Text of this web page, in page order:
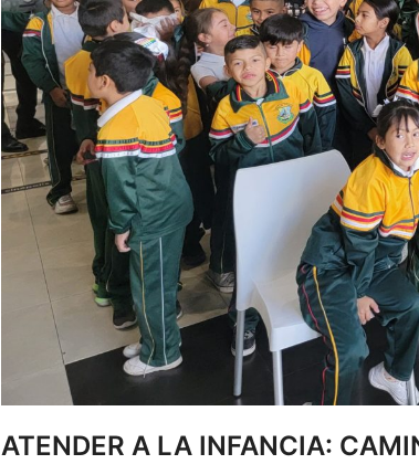
ATENDER A LA INFANCIA: